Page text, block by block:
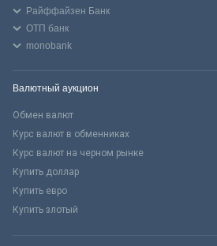
Райффайзен Банк
ОТП банк
monobank
Валютный аукцион
Обмен валют
Курс валют в обменниках
Курс валют на черном рынке
Купить доллар
Купить евро
Купить злотый